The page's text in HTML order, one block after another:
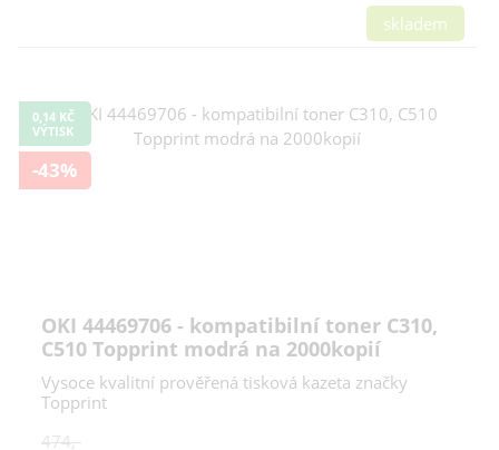
skladem
0,14 KČ
VÝTISK
-43%
OKI 44469706 - kompatibilní toner C310,
C510 Topprint modrá na 2000kopií
Vysoce kvalitní prověřená tisková kazeta značky
Topprint
474,-